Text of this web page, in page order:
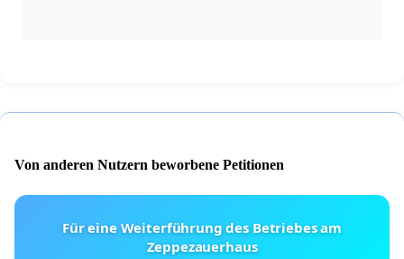
Von anderen Nutzern beworbene Petitionen
Für eine Weiterführung des Betriebes am
Zeppezauerhaus